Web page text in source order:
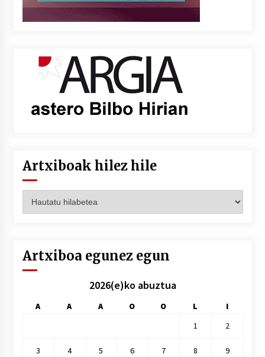
Artxiboak hilez hile
hilez
Artxiboa egunez egun
2026(e)ko abuztua
A A A O O L
I
1
2
3 4 5 6 7 8 9